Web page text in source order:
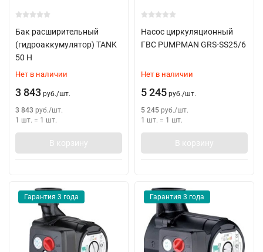
Бак расширительный
(гидроаккумулятор) TANK
50 H
Нет в наличии
3 843 руб./шт.
3 843 руб./шт.
1 шт. = 1 шт.
В корзину
Насос циркуляционный
ГВС PUMPMAN GRS-SS25/6
Нет в наличии
5 245 руб./шт.
5 245 руб./шт.
1 шт. = 1 шт.
В корзину
Гарантия 3 года Гарантия 3 года